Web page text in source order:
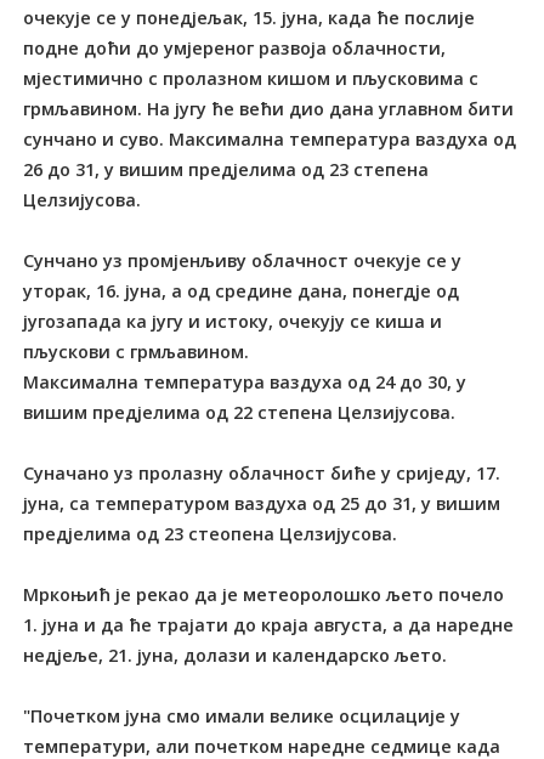
очекује се у понедјељак, 15. јуна, када ће послије
подне доћи до умјереног развоја облачности,
мјестимично с пролазном кишом и пљусковима с
грмљавином. На југу ће већи дио дана углавном бити
сунчано и суво. Максимална температура ваздуха од
26 до 31, у вишим предјелима од 23 степена
Целзијусова.
Сунчано уз промјенљиву облачност очекује се у
уторак, 16. јуна, а од средине дана, понегдје од
југозапада ка југу и истоку, очекују се киша и
пљускови с грмљавином.
Максимална температура ваздуха од 24 до 30, у
вишим предјелима од 22 степена Целзијусова.
Суначано уз пролазну облачност биће у сриједу, 17.
јуна, са температуром ваздуха од 25 до 31, у вишим
предјелима од 23 стеопена Целзијусова.
Мркоњић је рекао да је метеоролошко љето почело
1. јуна и да ће трајати до краја августа, а да наредне
недјеље, 21. јуна, долази и календарско љето.
"Почетком јуна смо имали велике осцилације у
температури, али почетком наредне седмице када